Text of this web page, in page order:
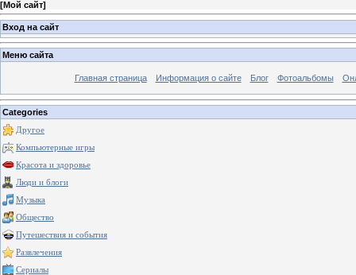
[Мой сайт]
Вход на сайт
Меню сайта
Главная страница Информация о сайте Блог Фотоальбомы
Categories
Другое
Компьютерные игры
Красота и здоровье
Люди и блоги
Музыка
Общество
Путешествия и события
Развлечения
Сериалы